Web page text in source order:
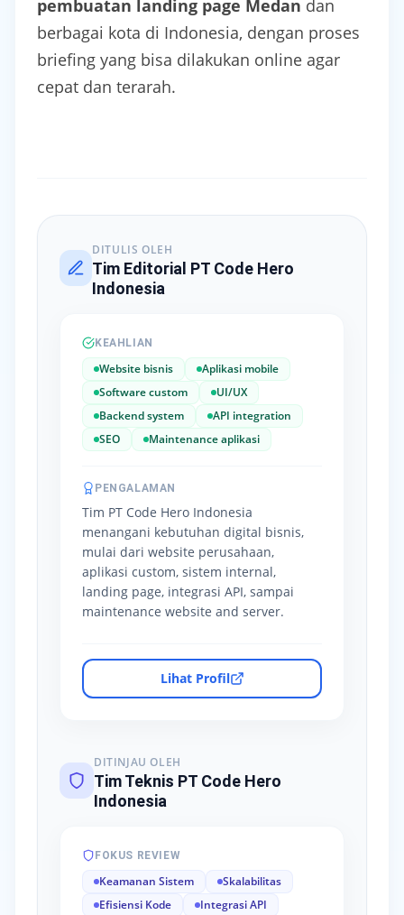
pembuatan landing page Medan dan
berbagai kota di Indonesia, dengan proses
briefing yang bisa dilakukan online agar
cepat dan terarah.
DITULIS OLEH
Tim Editorial PT Code Hero
Indonesia
KEAHLIAN
Website bisnis
Aplikasi mobile
Software custom
UI/UX
Backend system
API integration
SEO
Maintenance aplikasi
PENGALAMAN
Tim PT Code Hero Indonesia
menangani kebutuhan digital bisnis,
mulai dari website perusahaan,
aplikasi custom, sistem internal,
landing page, integrasi API, sampai
maintenance website and server.
Lihat Profil
DITINJAU OLEH
Tim Teknis PT Code Hero
Indonesia
FOKUS REVIEW
Keamanan Sistem
Skalabilitas
Efisiensi Kode
Integrasi API